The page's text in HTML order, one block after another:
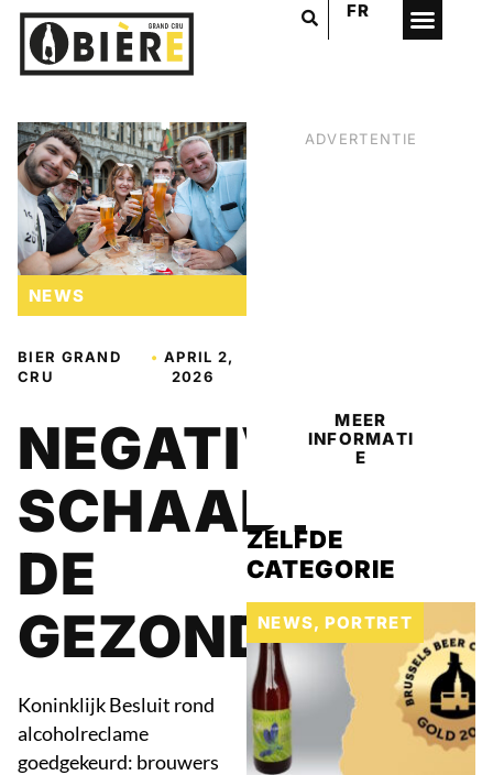
FR
NEWS
BIER GRAND
CRU
• APRIL 2,
2026
NEGATIVITEIT
SCHAADT
DE
GEZONDHEID
Koninklijk Besluit rond
alcoholreclame
goedgekeurd: brouwers
ADVERTENTIE
MEER
INFORMATI
E
ZELFDE
CATEGORIE
NEWS, PORTRET